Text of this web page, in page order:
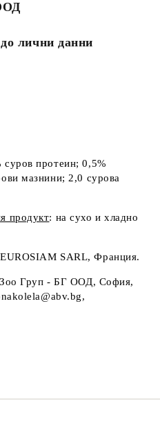
лични данни
суров протеин; 0,5%
мазнини; 2,0 сурова
продукт: на сухо и хладно
SARL, Франция.
Груп - БГ ООД, София,